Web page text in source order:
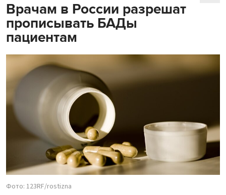
Врачам в России разрешат
прописывать БАДы
пациентам
Фото: 123RF/rostizna